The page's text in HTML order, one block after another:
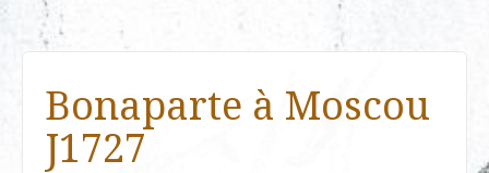
Bonaparte à Moscou
J1727